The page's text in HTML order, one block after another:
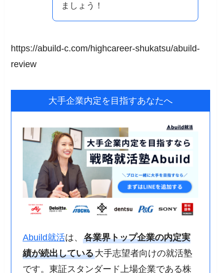
ましょう！
https://abuild-c.com/highcareer-shukatsu/abuild-
review
大手企業内定を目指すあなたへ
Abuild就活は、 各業界トップ企業の内定実
績が続出している大手志望者向けの就活塾
です。東証スタンダード上場企業である株